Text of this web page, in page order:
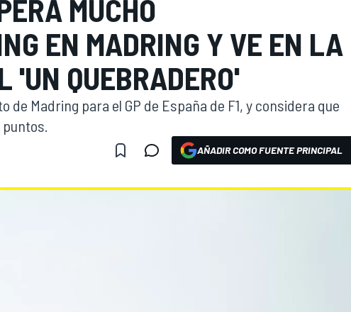
MUCHO
EN MADRING Y VE EN LA
'UN QUEBRADERO'
de Madring para el GP de España de F1, y considera que
AÑADIR COMO FUENTE PRINCIPAL